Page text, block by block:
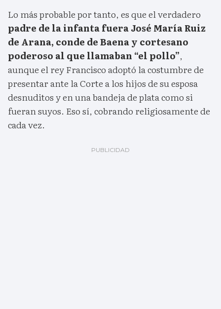
Lo más probable por tanto, es que el verdadero
padre de la infanta fuera José María Ruiz
de Arana, conde de Baena y cortesano
poderoso al que llamaban “el pollo”,
aunque el rey Francisco adoptó la costumbre de
presentar ante la Corte a los hijos de su esposa
desnuditos y en una bandeja de plata como si
fueran suyos. Eso sí, cobrando religiosamente de
cada vez.